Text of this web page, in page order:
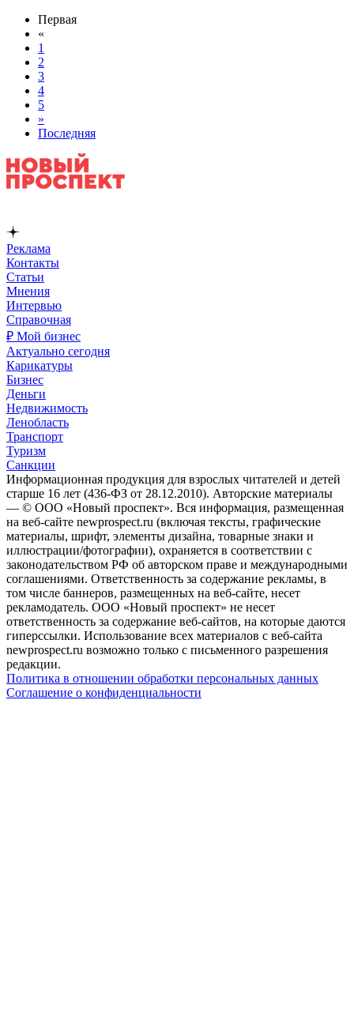
Первая
«
1
2
3
4
5
»
Последняя
Реклама
Контакты
Статьи
Мнения
Интервью
Справочная
₽ Мой бизнес
Актуально сегодня
Карикатуры
Бизнес
Деньги
Недвижимость
Ленобласть
Транспорт
Туризм
Санкции
Информационная продукция для взрослых читателей и детей
старше 16 лет (436-ФЗ от 28.12.2010). Авторские материалы
— © ООО «Новый проспект». Вся информация, размещенная
на веб-сайте newprospect.ru (включая тексты, графические
материалы, шрифт, элементы дизайна, товарные знаки и
иллюстрации/фотографии), охраняется в соответствии с
законодательством РФ об авторском праве и международными
соглашениями. Ответственность за содержание рекламы, в
том числе баннеров, размещенных на веб-сайте, несет
рекламодатель. ООО «Новый проспект» не несет
ответственность за содержание веб-сайтов, на которые даются
гиперссылки. Использование всех материалов с веб-сайта
newprospect.ru возможно только с письменного разрешения
редакции.
Политика в отношении обработки персональных данных
Соглашение о конфиденциальности